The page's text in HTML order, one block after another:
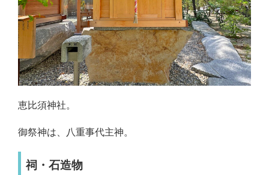
恵比須神社。
御祭神は、八重事代主神。
祠・石造物